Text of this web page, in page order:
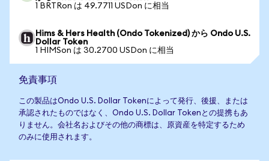
1 BRTRon は 49.7711 USDon に相当
Hims & Hers Health (Ondo Tokenized) から Ondo U.S.
Dollar Token
1 HIMSon は 30.2700 USDon に相当
免責事項
この製品はOndo U.S. Dollar Tokenによって発行、後援、または
承認されたものではなく、Ondo U.S. Dollar Tokenとの提携もあ
りません。会社名およびその他の商標は、原資産を特定するため
のみに使用されます。